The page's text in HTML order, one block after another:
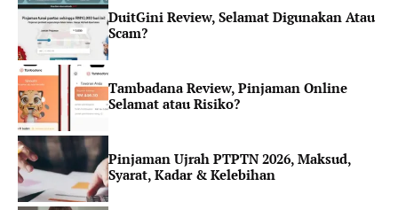
DuitGini Review, Selamat Digunakan Atau
Scam?
Tambadana Review, Pinjaman Online
Selamat atau Risiko?
Pinjaman Ujrah PTPTN 2026, Maksud,
Syarat, Kadar & Kelebihan